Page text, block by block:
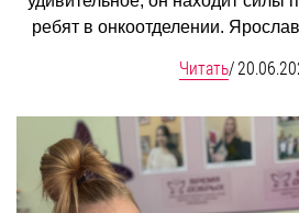
ребят в онкоотделении.
Читать/